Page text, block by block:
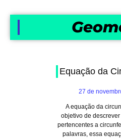
Equação da
27 de
A equação da
objetivo de
pertencentes a
palavras, essa